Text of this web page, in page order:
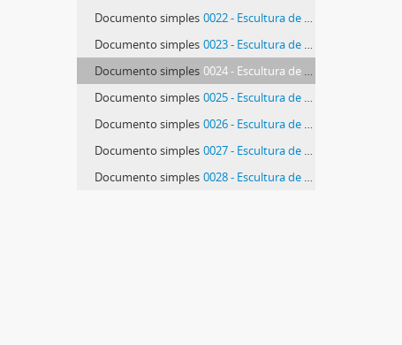
Documento simples 0022 - Escultura de Manuel Patinha exposta no Ateneo de Ferrol
Documento simples 0023 - Escultura de Manuel Patinha exposta no Ateneo de Ferrol
Documento simples 0024 - Escultura de Manuel Patinha exposta no Ateneo de Ferrol
Documento simples 0025 - Escultura de Manuel Patinha exposta no Ateneo de Ferrol
Documento simples 0026 - Escultura de Manuel Patinha exposta no Ateneo de Ferrol
Documento simples 0027 - Escultura de Manuel Patinha exposta no Ateneo de Ferrol
Documento simples 0028 - Escultura de Manuel Patinha exposta no Ateneo de Ferrol